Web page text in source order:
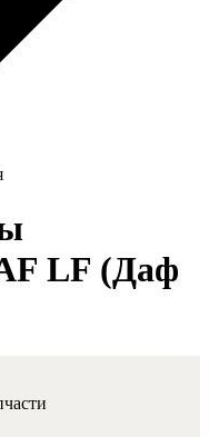
LF (Даф